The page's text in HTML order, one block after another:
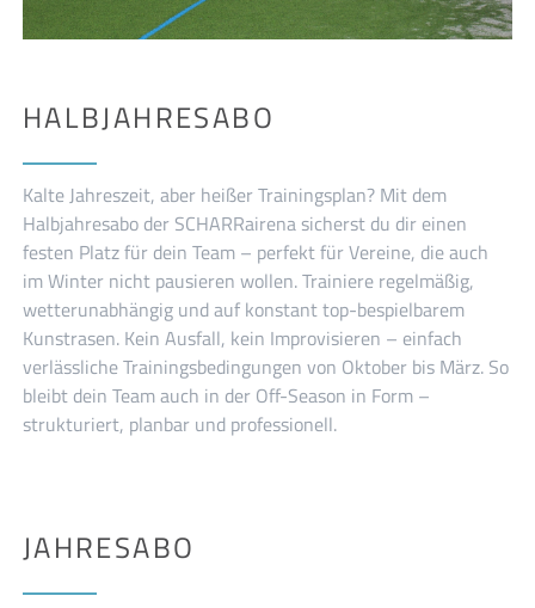
HALBJAHRESABO
Kalte Jahreszeit, aber heißer Trainingsplan? Mit dem
Halbjahresabo der SCHARRairena sicherst du dir einen
festen Platz für dein Team – perfekt für Vereine, die auch
im Winter nicht pausieren wollen. Trainiere regelmäßig,
wetterunabhängig und auf konstant top-bespielbarem
Kunstrasen. Kein Ausfall, kein Improvisieren – einfach
verlässliche Trainingsbedingungen von Oktober bis März. So
bleibt dein Team auch in der Off-Season in Form –
strukturiert, planbar und professionell.
JAHRESABO